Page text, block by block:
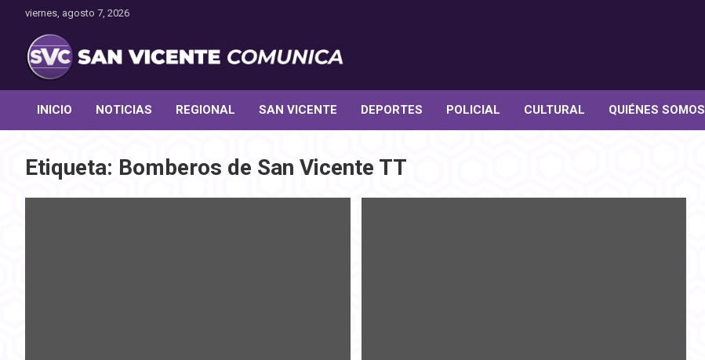
contenido
viernes, agosto 7, 2026
San Vicente Comunica
Toda la actualidad noticiosa de nuestra comuna
INICIO
NOTICIAS REGIONAL SAN VICENTE DEPORTES POLICIAL CULTURAL QUIÉNES SOMOS
Etiqueta: Bomberos de San Vicente TT